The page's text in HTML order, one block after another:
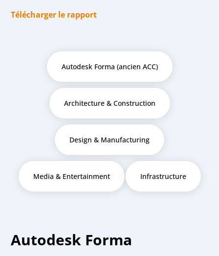
Télécharger le rapport
Autodesk Forma (ancien ACC)
Architecture & Construction
Design & Manufacturing
Media & Entertainment Infrastructure
Autodesk Forma